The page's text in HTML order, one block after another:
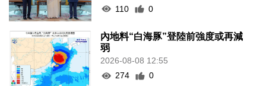
110
0
內地料“白海豚”登陸前強度或再減
弱
2026-08-08 12:55
274
0